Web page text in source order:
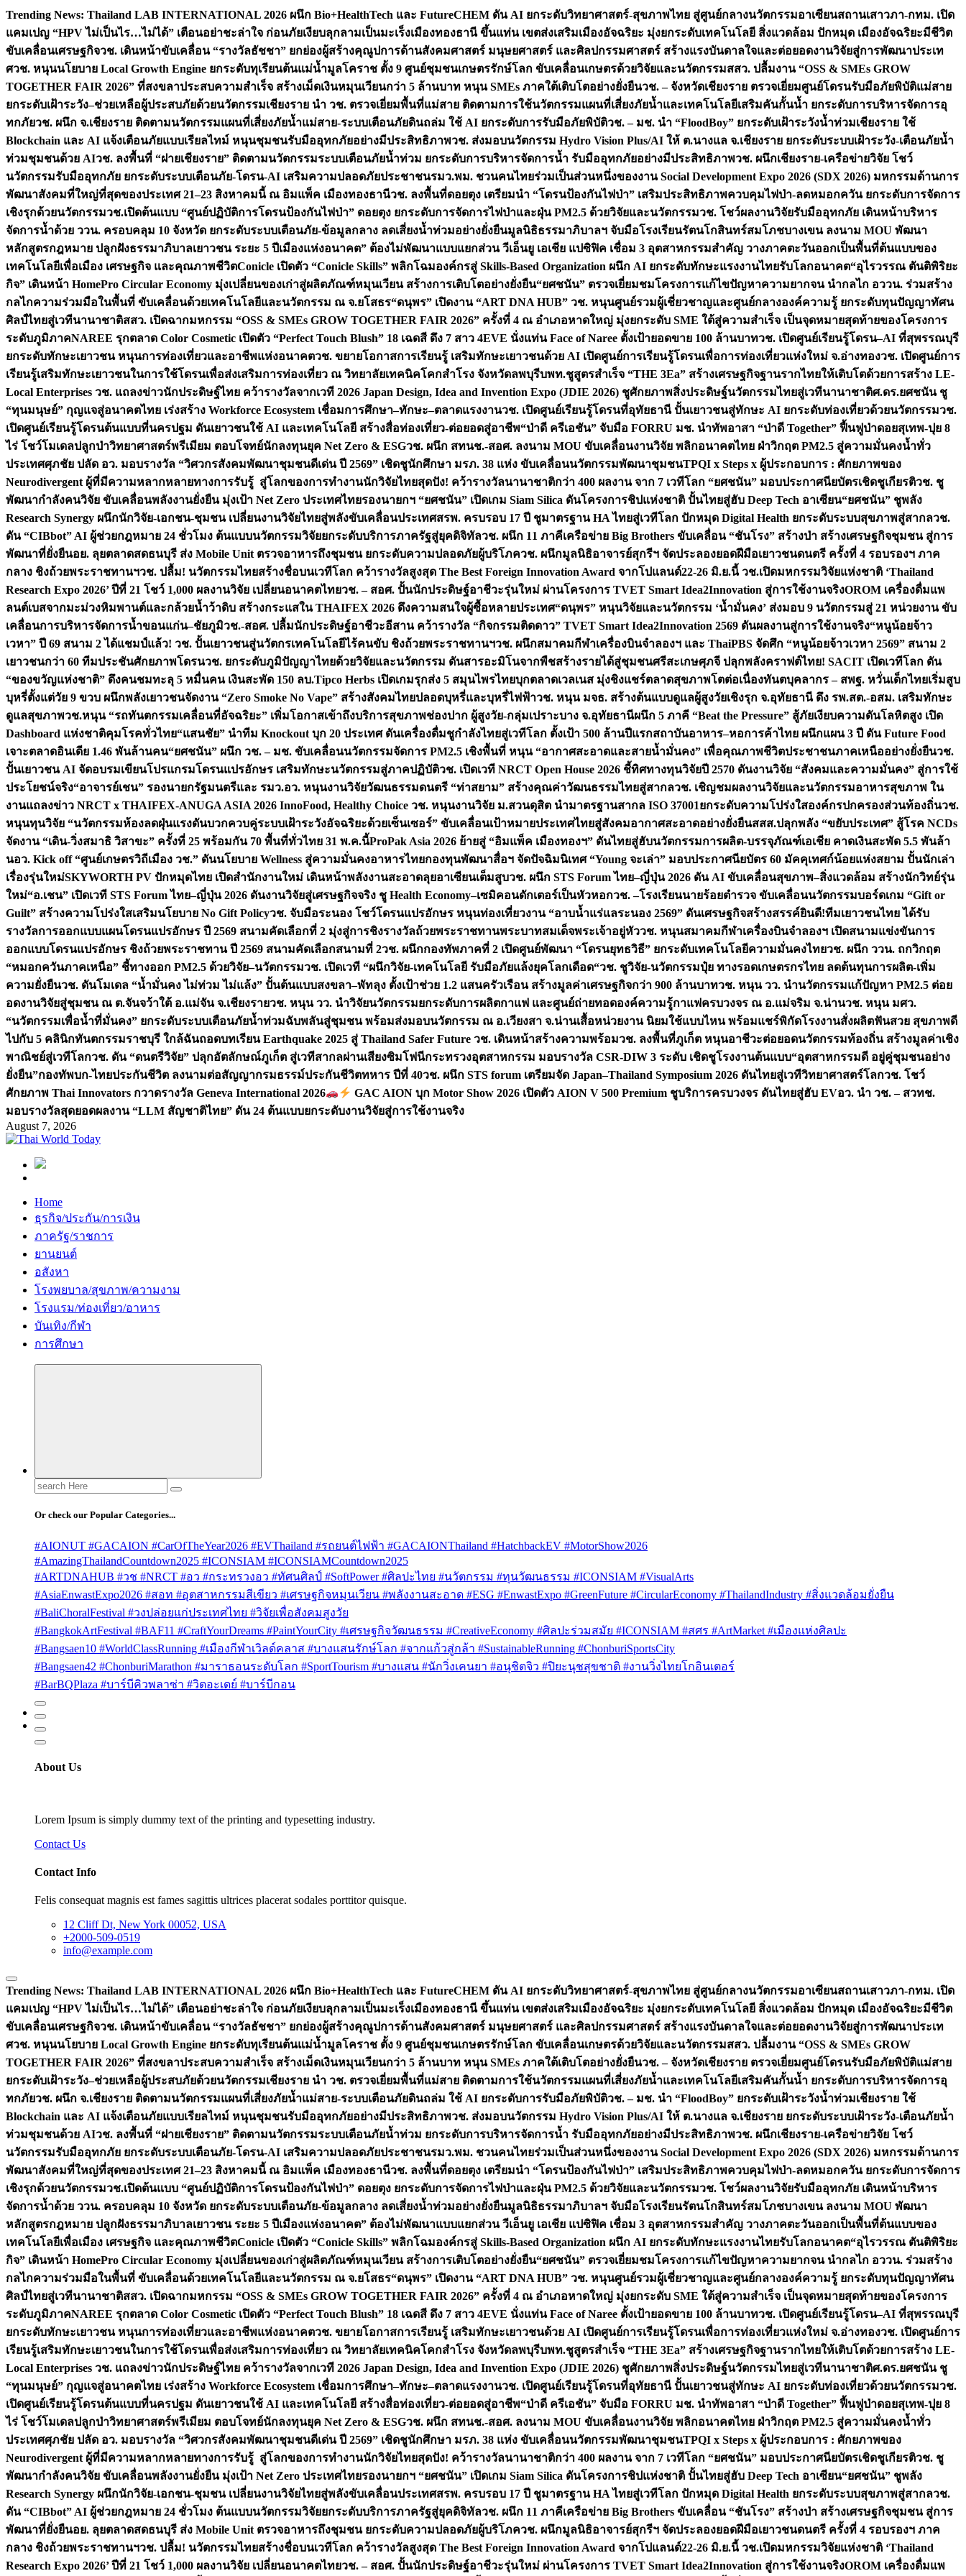
Skip
content
Trending News: Thailand LAB INTERNATIONAL 2026 ผนึก Bio+HealthTech และ FutureCHEM ดัน AI ยกระดับวิทยาศาสตร์-สุขภาพไทย สู่ศูนย์กลางนวัตกรรมอาเซียนสถานเสาวภา-กทม. เปิด
แคมเปญ “HPV ไม่เป็นไร…ไม่ได้” เตือนอย่าชะล่าใจ ก่อนภัยเงียบลุกลามเป็นมะเร็งเมืองทองธานี ขึ้นแท่น เขตส่งเสริมเมืองอัจฉริยะ มุ่งยกระดับเทคโนโลยี สิ่งแวดล้อม ปักหมุด เมืองอัจฉริยะมีชีวิต
ขับเคลื่อนเศรษฐกิจวช. เดินหน้าขับเคลื่อน “รางวัลธัชชา” ยกย่องผู้สร้างคุณูปการด้านสังคมศาสตร์ มนุษยศาสตร์ และศิลปกรรมศาสตร์ สร้างแรงบันดาลใจและต่อยอดงานวิจัยสู่การพัฒนาประเท
ศวช. หนุนนโยบาย Local Growth Engine ยกระดับทุเรียนต้นแม่น้ำมูลโคราช ตั้ง 9 ศูนย์ชุมชนเกษตรรักษ์โลก ขับเคลื่อนเกษตรด้วยวิจัยและนวัตกรรมสสว. ปลื้มงาน “OSS & SMEs GROW
TOGETHER FAIR 2026” ที่สงขลาประสบความสำเร็จ สร้างเม็ดเงินหมุนเวียนกว่า 5 ล้านบาท หนุน SMEs ภาคใต้เติบโตอย่างยั่งยืนวช. – จังหวัดเชียงราย ตรวจเยี่ยมศูนย์โดรนรับมือภัยพิบัติแม่สาย
ยกระดับเฝ้าระวัง–ช่วยเหลือผู้ประสบภัยด้วยนวัตกรรมเชียงราย นำ วช. ตรวจเยี่ยมพื้นที่แม่สาย ติดตามการใช้นวัตกรรมแผนที่เสี่ยงภัยน้ำและเทคโนโลยีเสริมคันกั้นน้ำ ยกระดับการบริหารจัดการอุ
ทกภัยวช. ผนึก จ.เชียงราย ติดตามนวัตกรรมแผนที่เสี่ยงภัยน้ำแม่สาย-ระบบเตือนภัยดินถล่ม ใช้ AI ยกระดับการรับมือภัยพิบัติวช. – มช. นำ “FloodBoy” ยกระดับเฝ้าระวังน้ำท่วมเชียงราย ใช้
Blockchain และ AI แจ้งเตือนภัยแบบเรียลไทม์ หนุนชุมชนรับมืออุทกภัยอย่างมีประสิทธิภาพวช. ส่งมอบนวัตกรรม Hydro Vision Plus/AI ให้ ต.นางแล จ.เชียงราย ยกระดับระบบเฝ้าระวัง-เตือนภัยน้ำ
ท่วมชุมชนด้วย AIวช. ลงพื้นที่ “ฝายเชียงราย” ติดตามนวัตกรรมระบบเตือนภัยน้ำท่วม ยกระดับการบริหารจัดการน้ำ รับมืออุทกภัยอย่างมีประสิทธิภาพวช. ผนึกเชียงราย-เครือข่ายวิจัย โชว์
นวัตกรรมรับมืออุทกภัย ยกระดับระบบเตือนภัย-โดรน-AI เสริมความปลอดภัยประชาชนรมว.พม. ชวนคนไทยร่วมเป็นส่วนหนึ่งของงาน Social Development Expo 2026 (SDX 2026) มหกรรมด้านการ
พัฒนาสังคมที่ใหญ่ที่สุดของประเทศ 21–23 สิงหาคมนี้ ณ อิมแพ็ค เมืองทองธานีวช. ลงพื้นที่ดอยตุง เตรียมนำ “โดรนป้องกันไฟป่า” เสริมประสิทธิภาพควบคุมไฟป่า-ลดหมอกควัน ยกระดับการจัดการ
เชิงรุกด้วยนวัตกรรมวช.เปิดต้นแบบ “ศูนย์ปฏิบัติการโดรนป้องกันไฟป่า” ดอยตุง ยกระดับการจัดการไฟป่าและฝุ่น PM2.5 ด้วยวิจัยและนวัตกรรมวช. โชว์ผลงานวิจัยรับมืออุทกภัย เดินหน้าบริหาร
จัดการน้ำด้วย ววน. ครอบคลุม 10 จังหวัด ยกระดับระบบเตือนภัย-ข้อมูลกลาง ลดเสี่ยงน้ำท่วมอย่างยั่งยืนมูลนิธิธรรมาภิบาลฯ จับมือโรงเรียนรัตนโกสินทร์สมโภชบางเขน ลงนาม MOU พัฒนา
หลักสูตรกฎหมาย ปลูกฝังธรรมาภิบาลเยาวชน ระยะ 5 ปีเมืองแห่งอนาคต” ต้องไม่พัฒนาแบบแยกส่วน วีเอ็นยู เอเชีย แปซิฟิค เชื่อม 3 อุตสาหกรรมสำคัญ วางภาคตะวันออกเป็นพื้นที่ต้นแบบของ
เทคโนโลยีเพื่อเมือง เศรษฐกิจ และคุณภาพชีวิตConicle เปิดตัว “Conicle Skills” พลิกโฉมองค์กรสู่ Skills-Based Organization ผนึก AI ยกระดับทักษะแรงงานไทยรับโลกอนาคต“อุไรวรรณ ตันติพิริยะ
กิจ” เดินหน้า HomePro Circular Economy มุ่งเปลี่ยนของเก่าสู่ผลิตภัณฑ์หมุนเวียน สร้างการเติบโตอย่างยั่งยืน“ยศชนัน” ตรวจเยี่ยมชมโครงการแก้ไขปัญหาความยากจน นำกลไก อววน. ร่วมสร้าง
กลไกความร่วมมือในพื้นที่ ขับเคลื่อนด้วยเทคโนโลยีและนวัตกรรม ณ จ.ยโสธร“ดนุพร” เปิดงาน “ART DNA HUB” วช. หนุนศูนย์รวมผู้เชี่ยวชาญและศูนย์กลางองค์ความรู้ ยกระดับทุนปัญญาทัศน
ศิลป์ไทยสู่เวทีนานาชาติสสว. เปิดฉากมหกรรม “OSS & SMEs GROW TOGETHER FAIR 2026” ครั้งที่ 4 ณ อำเภอหาดใหญ่ มุ่งยกระดับ SME ใต้สู่ความสำเร็จ เป็นจุดหมายสุดท้ายของโครงการ
ระดับภูมิภาคNAREE รุกตลาด Color Cosmetic เปิดตัว “Perfect Touch Blush” 18 เฉดสี ดึง 7 สาว 4EVE นั่งแท่น Face of Naree ตั้งเป้ายอดขาย 100 ล้านบาทวช. เปิดศูนย์เรียนรู้โดรน–AI ที่สุพรรณบุรี
ยกระดับทักษะเยาวชน หนุนการท่องเที่ยวและอาชีพแห่งอนาคตวช. ขยายโอกาสการเรียนรู้ เสริมทักษะเยาวชนด้วย AI เปิดศูนย์การเรียนรู้โดรนเพื่อการท่องเที่ยวแห่งใหม่ จ.อ่างทองวช. เปิดศูนย์การ
เรียนรู้เสริมทักษะเยาวชนในการใช้โดรนเพื่อส่งเสริมการท่องเที่ยว ณ วิทยาลัยเทคนิคโคกสำโรง จังหวัดลพบุรีบพท.ชูสูตรสำเร็จ “THE 3Ea” สร้างเศรษฐกิจฐานรากไทยให้เติบโตด้วยการสร้าง LE-
Local Enterprises วช. แถลงข่าวนักประดิษฐ์ไทย คว้ารางวัลจากเวที 2026 Japan Design, Idea and Invention Expo (JDIE 2026) ชูศักยภาพสิ่งประดิษฐ์นวัตกรรมไทยสู่เวทีนานาชาติศ.ดร.ยศชนัน ชู
“ทุนมนุษย์” กุญแจสู่อนาคตไทย เร่งสร้าง Workforce Ecosystem เชื่อมการศึกษา–ทักษะ–ตลาดแรงงานวช. เปิดศูนย์เรียนรู้โดรนที่อุทัยธานี ปั้นเยาวชนสู่ทักษะ AI ยกระดับท่องเที่ยวด้วยนวัตกรรมวช.
เปิดศูนย์เรียนรู้โดรนต้นแบบที่นครปฐม ดันเยาวชนใช้ AI และเทคโนโลยี สร้างสื่อท่องเที่ยว-ต่อยอดสู่อาชีพ“ป่าดี ครีเอชัน” จับมือ FORRU มช. นำทัพอาสา “ป่าดี Together” ฟื้นฟูป่าดอยสุเทพ-ปุย 8
ไร่ โชว์โมเดลปลูกป่าวิทยาศาสตร์พรีเมียม ตอบโจทย์นักลงทุนยุค Net Zero & ESGวช. ผนึก สทนช.-สอศ. ลงนาม MOU ขับเคลื่อนงานวิจัย พลิกอนาคตไทย ฝ่าวิกฤต PM2.5 สู่ความมั่นคงน้ำทั่ว
ประเทศศุภชัย ปลัด อว. มอบรางวัล “วิศวกรสังคมพัฒนาชุมชนดีเด่น ปี 2569” เชิดชูนักศึกษา มรภ. 38 แห่ง ขับเคลื่อนนวัตกรรมพัฒนาชุมชนTPQI x Steps x ผู้ประกอบการ : ศักยภาพของ
Neurodivergent ผู้ที่มีความหลากหลายทางการรับรู้ สู่โลกของการทำงานนักวิจัยไทยสุดปัง! คว้ารางวัลนานาชาติกว่า 400 ผลงาน จาก 7 เวทีโลก “ยศชนัน” มอบประกาศนียบัตรเชิดชูเกียรติวช. ชู
พัฒนากำลังคนวิจัย ขับเคลื่อนพลังงานยั่งยืน มุ่งเป้า Net Zero ประเทศไทยรองนายกฯ “ยศชนัน” เปิดเกม Siam Silica ดันโครงการชิปแห่งชาติ ปั้นไทยสู่ฮับ Deep Tech อาเซียน“ยศชนัน” ชูพลัง
Research Synergy ผนึกนักวิจัย-เอกชน-ชุมชน เปลี่ยนงานวิจัยไทยสู่พลังขับเคลื่อนประเทศสรพ. ครบรอบ 17 ปี ชูมาตรฐาน HA ไทยสู่เวทีโลก ปักหมุด Digital Health ยกระดับระบบสุขภาพสู่สากลวช.
ดัน “CIBbot” AI ผู้ช่วยกฎหมาย 24 ชั่วโมง ต้นแบบนวัตกรรมวิจัยยกระดับบริการภาครัฐสู่ยุคดิจิทัลวช. ผนึก 11 ภาคีเครือข่าย Big Brothers ขับเคลื่อน “ชันโรง” สร้างป่า สร้างเศรษฐกิจชุมชน สู่การ
พัฒนาที่ยั่งยืนอย. ลุยตลาดสดธนบุรี ส่ง Mobile Unit ตรวจอาหารถึงชุมชน ยกระดับความปลอดภัยผู้บริโภควช. ผนึกมูลนิธิอาจารย์สุกรีฯ จัดประลองยอดฝีมือเยาวชนดนตรี ครั้งที่ 4 รอบรองฯ ภาค
กลาง ชิงถ้วยพระราชทานฯวช. ปลื้ม! นวัตกรรมไทยสร้างชื่อบนเวทีโลก คว้ารางวัลสูงสุด The Best Foreign Innovation Award จากโปแลนด์22-26 มิ.ย.นี้ วช.เปิดมหกรรมวิจัยแห่งชาติ ‘Thailand
Research Expo 2026’ ปีที่ 21 โชว์ 1,000 ผลงานวิจัย เปลี่ยนอนาคตไทยวช. – สอศ. ปั้นนักประดิษฐ์อาชีวะรุ่นใหม่ ผ่านโครงการ TVET Smart Idea2Innovation สู่การใช้งานจริงOROM เครื่องดื่มแพ
ลนต์เบสจากมะม่วงหิมพานต์และกล้วยน้ำว้าดิบ สร้างกระแสใน THAIFEX 2026 ดึงความสนใจผู้ซื้อหลายประเทศ“ดนุพร” หนุนวิจัยและนวัตกรรม ‘น้ำมั่นคง’ ส่งมอบ 9 นวัตกรรมสู่ 21 หน่วยงาน ขับ
เคลื่อนการบริหารจัดการน้ำขอนแก่น–ชัยภูมิวช.-สอศ. ปลื้มนักประดิษฐ์อาชีวะอีสาน คว้ารางวัล “กิจกรรมติดดาว” TVET Smart Idea2Innovation 2569 ดันผลงานสู่การใช้งานจริง“หนูน้อยจ้าว
เวหา” ปี 69 สนาม 2 ได้แชมป์แล้ว! วช. ปั้นเยาวชนสู่นวัตกรเทคโนโลยีไร้คนขับ ชิงถ้วยพระราชทานฯวช. ผนึกสมาคมกีฬาเครื่องบินจำลองฯ และ ThaiPBS จัดศึก “หนูน้อยจ้าวเวหา 2569” สนาม 2
เยาวชนกว่า 60 ทีมประชันศักยภาพโดรนวช. ยกระดับภูมิปัญญาไทยด้วยวิจัยและนวัตกรรม ดันสารอะมิโนจากพืชสร้างรายได้สู่ชุมชนศรีสะเกษศุภจี ปลุกพลังคราฟต์ไทย! SACIT เปิดเวทีโลก ดัน
“ของขวัญแห่งชาติ” ดึงคนชมทะลุ 5 หมื่นคน เงินสะพัด 150 ลบ.Tipco Herbs เปิดเกมรุกส่ง 5 สมุนไพรไทยบุกตลาดเวลเนส มุ่งชิงแชร์ตลาดสุขภาพโตต่อเนื่องทันตบุคลากร – สพฐ. หวั่นเด็กไทยเริ่มสูบ
บุหรี่ตั้งแต่วัย 9 ขวบ ผนึกพลังเยาวชนจัดงาน “Zero Smoke No Vape” สร้างสังคมไทยปลอดบุหรี่และบุหรี่ไฟฟ้าวช. หนุน มจธ. สร้างต้นแบบดูแลผู้สูงวัยเชิงรุก จ.อุทัยธานี ดึง รพ.สต.-อสม. เสริมทักษะ
ดูแลสุขภาพวช.หนุน “รถทันตกรรมเคลื่อนที่อัจฉริยะ” เพิ่มโอกาสเข้าถึงบริการสุขภาพช่องปาก ผู้สูงวัย-กลุ่มเปราะบาง จ.อุทัยธานีผนึก 5 ภาคี “Beat the Pressure” สู้ภัยเงียบความดันโลหิตสูง เปิด
Dashboard แห่งชาติคุมโรคทั่วไทย“แสนชัย” นำทีม Knockout บุก 20 ประเทศ ดันเครื่องดื่มชูกำลังไทยสู่เวทีโลก ตั้งเป้า 500 ล้านปีแรกสถาบันอาหาร–หอการค้าไทย ผนึกแผน 3 ปี ดัน Future Food
เจาะตลาดอินเดีย 1.46 พันล้านคน“ยศชนัน” ผนึก วช. – มช. ขับเคลื่อนนวัตกรรมจัดการ PM2.5 เชิงพื้นที่ หนุน “อากาศสะอาดและสายน้ำมั่นคง” เพื่อคุณภาพชีวิตประชาชนภาคเหนืออย่างยั่งยืนวช.
ปั้นเยาวชน AI จัดอบรมเขียนโปรแกรมโดรนแปรอักษร เสริมทักษะนวัตกรรมสู่ภาคปฏิบัติวช. เปิดเวที NRCT Open House 2026 ชี้ทิศทางทุนวิจัยปี 2570 ดันงานวิจัย “สังคมและความมั่นคง” สู่การใช้
ประโยชน์จริง“อาจารย์เชน” รองนายกรัฐมนตรีและ รมว.อว. หนุนงานวิจัยวัฒนธรรมดนตรี “ท่าสยาม” สร้างคุณค่าวัฒนธรรมไทยสู่สากลวช. เชิญชมผลงานวิจัยและนวัตกรรมอาหารสุขภาพ ใน
งานแถลงข่าว NRCT x THAIFEX-ANUGA ASIA 2026 InnoFood, Healthy Choice วช. หนุนงานวิจัย ม.สวนดุสิต นำมาตรฐานสากล ISO 37001ยกระดับความโปร่งใสองค์กรปกครองส่วนท้องถิ่นวช.
หนุนทุนวิจัย “นวัตกรรมห้องลดฝุ่นแรงดันบวกควบคู่ระบบเฝ้าระวังอัจฉริยะด้วยเซ็นเซอร์” ขับเคลื่อนเป้าหมายประเทศไทยสู่สังคมอากาศสะอาดอย่างยั่งยืนสสส.ปลุกพลัง “ขยับประเทศ” สู้โรค NCDs
จัดงาน “เดิน-วิ่งสมาธิ วิสาขะ” ครั้งที่ 25 พร้อมกัน 70 พื้นที่ทั่วไทย 31 พ.ค.นี้ProPak Asia 2026 ย้ายสู่ “อิมแพ็ค เมืองทองฯ” ดันไทยสู่ฮับนวัตกรรมการผลิต-บรรจุภัณฑ์เอเชีย คาดเงินสะพัด 5.5 พันล้า
นอว. Kick off “ศูนย์เกษตรวิถีเมือง วช.” ดันนโยบาย Wellness สู่ความมั่นคงอาหารไทยกองทุนพัฒนาสื่อฯ จัดปัจฉิมนิเทศ “Young จะเล่า” มอบประกาศนียบัตร 60 มัคคุเทศก์น้อยแห่งสยาม ปั้นนักเล่า
เรื่องรุ่นใหม่SKYWORTH PV ปักหมุดไทย เปิดสำนักงานใหม่ เดินหน้าพลังงานสะอาดลุยอาเซียนเต็มสูบวช. ผนึก STS Forum ไทย–ญี่ปุ่น 2026 ดัน AI ขับเคลื่อนสุขภาพ–สิ่งแวดล้อม สร้างนักวิทย์รุ่น
ใหม่“อ.เชน” เปิดเวที STS Forum ไทย–ญี่ปุ่น 2026 ดันงานวิจัยสู่เศรษฐกิจจริง ชู Health Economy–เซมิคอนดักเตอร์เป็นหัวหอกวช. –โรงเรียนนายร้อยตำรวจ ขับเคลื่อนนวัตกรรมบอร์ดเกม “Gift or
Guilt” สร้างความโปร่งใสเสริมนโยบาย No Gift Policyวช. จับมือระนอง โชว์โดรนแปรอักษร หนุนท่องเที่ยวงาน “อาบน้ำแร่แลระนอง 2569” ดันเศรษฐกิจสร้างสรรค์ยินดี!ทีมเยาวชนไทย ได้รับ
รางวัลการออกแบบแผนโดรนแปรอักษร ปี 2569 สนามคัดเลือกที่ 2 มุ่งสู่การชิงรางวัลถ้วยพระราชทานพระบาทสมเด็จพระเจ้าอยู่หัววช. หนุนสมาคมกีฬาเครื่องบินจำลองฯ เปิดสนามแข่งขันการ
ออกแบบโดรนแปรอักษร ชิงถ้วยพระราชทาน ปี 2569 สนามคัดเลือกสนามที่ 2วช. ผนึกกองทัพภาคที่ 2 เปิดศูนย์พัฒนา “โดรนยุทธวิธี” ยกระดับเทคโนโลยีความมั่นคงไทยวช. ผนึก ววน. ถกวิกฤต
“หมอกควันภาคเหนือ” ชี้ทางออก PM2.5 ด้วยวิจัย–นวัตกรรมวช. เปิดเวที “ผนึกวิจัย-เทคโนโลยี รับมือภัยแล้งยุคโลกเดือด“วช. ชูวิจัย-นวัตกรรมปุ๋ย ทางรอดเกษตรกรไทย ลดต้นทุนการผลิต-เพิ่ม
ความยั่งยืนวช. ดันโมเดล “น้ำมั่นคง ไม่ท่วม ไม่แล้ง” ปั้นต้นแบบสงขลา–พัทลุง ตั้งเป้าช่วย 1.2 แสนครัวเรือน สร้างมูลค่าเศรษฐกิจกว่า 900 ล้านบาทวช. หนุน วว. นำนวัตกรรมแก้ปัญหา PM2.5 ต่อย
อดงานวิจัยสู่ชุมชน ณ ต.จันจว้าใต้ อ.แม่จัน จ.เชียงรายวช. หนุน วว. นำวิจัยนวัตกรรมยกระดับการผลิตกาแฟ และศูนย์ถ่ายทอดองค์ความรู้กาแฟครบวงจร ณ อ.แม่จริม จ.น่านวช. หนุน มศว.
“นวัตกรรมเพื่อน้ำที่มั่นคง” ยกระดับระบบเตือนภัยน้ำท่วมฉับพลันสู่ชุมชน พร้อมส่งมอบนวัตกรรม ณ อ.เวียงสา จ.น่านเสื้อหน่วยงาน นิยมใช้แบบไหน พร้อมแชร์พิกัดโรงงานสั่งผลิตฟันสวย สุขภาพดี
ไปกับ 5 คลินิกทันตกรรมราชบุรี ใกล้ฉันถอดบทเรียน Earthquake 2025 สู่ Thailand Safer Future วช. เดินหน้าสร้างความพร้อมวช. ลงพื้นที่ภูเก็ต หนุนอาชีวะต่อยอดนวัตกรรมท้องถิ่น สร้างมูลค่าเชิง
พาณิชย์สู่เวทีโลกวช. ดัน “ดนตรีวิจัย” ปลุกอัตลักษณ์ภูเก็ต สู่เวทีสากลผ่านเสียงซิมโฟนีกระทรวงอุตสาหกรรม มอบรางวัล CSR-DIW 3 ระดับ เชิดชูโรงงานต้นแบบ“อุตสาหกรรมดี อยู่คู่ชุมชนอย่าง
ยั่งยืน”กองทัพบก-ไทยประกันชีวิต ลงนามต่อสัญญากรมธรรม์ประกันชีวิตทหาร ปีที่ 40วช. ผนึก STS forum เตรียมจัด Japan–Thailand Symposium 2026 ดันไทยสู่เวทีวิทยาศาสตร์โลกวช. โชว์
ศักยภาพ Thai Innovators กวาดรางวัล Geneva International 2026
GAC AION บุก Motor Show 2026 เปิดตัว AION V 500 Premium ชูบริการครบวงจร ดันไทยสู่ฮับ EVอว. นำ วช. – สวทช.
มอบรางวัลสุดยอดผลงาน “LLM สัญชาติไทย” ดัน 24 ต้นแบบยกระดับงานวิจัยสู่การใช้งานจริง
August 7, 2026
Home
ธุรกิจ/ประกัน/การเงิน
ภาครัฐ/ราชการ
ยานยนต์
อสังหา
โรงพยบาล/สุขภาพ/ความงาม
โรงแรม/ท่องเที่ยว/อาหาร
บันเทิง/กีฬา
การศึกษา
Search
for:
Or check our Popular Categories...
#AIONUT #GACAION #CarOfTheYear2026 #EVThailand #รถยนต์ไฟฟ้า #GACAIONThailand #HatchbackEV #MotorShow2026
#AmazingThailandCountdown2025 #ICONSIAM #ICONSIAMCountdown2025
#ARTDNAHUB #วช #NRCT #อว #กระทรวงอว #ทัศนศิลป์ #SoftPower #ศิลปะไทย #นวัตกรรม #ทุนวัฒนธรรม #ICONSIAM #VisualArts
#AsiaEnwastExpo2026 #สอท #อุตสาหกรรมสีเขียว #เศรษฐกิจหมุนเวียน #พลังงานสะอาด #ESG #EnwastExpo #GreenFuture #CircularEconomy #ThailandIndustry #สิ่งแวดล้อมยั่งยืน
#BaliChoralFestival #วงปล่อยแก่ประเทศไทย #วิจัยเพื่อสังคมสูงวัย
#BangkokArtFestival #BAF11 #CraftYourDreams #PaintYourCity #เศรษฐกิจวัฒนธรรม #CreativeEconomy #ศิลปะร่วมสมัย #ICONSIAM #สศร #ArtMarket #เมืองแห่งศิลปะ
#Bangsaen10 #WorldClassRunning #เมืองกีฬาเวิลด์คลาส #บางแสนรักษ์โลก #จากแก้วสู่กล้า #SustainableRunning #ChonburiSportsCity
#Bangsaen42 #ChonburiMarathon #มาราธอนระดับโลก #SportTourism #บางแสน #นักวิ่งเคนยา #อนุชิตจิว #ปิยะนุชสุขชาติ #งานวิ่งไทยโกอินเตอร์
#BarBQPlaza #บาร์บีคิวพลาซ่า #วิตอะเดย์ #บาร์บีกอน
About Us
Lorem Ipsum is simply dummy text of the printing and typesetting industry.
Contact Us
Contact Info
Felis consequat magnis est fames sagittis ultrices placerat sodales porttitor quisque.
12 Cliff Dt, New York 00052, USA
+2000-509-0519
info@example.com
Trending News: Thailand LAB INTERNATIONAL 2026 ผนึก Bio+HealthTech และ FutureCHEM ดัน AI ยกระดับวิทยาศาสตร์-สุขภาพไทย สู่ศูนย์กลางนวัตกรรมอาเซียนสถานเสาวภา-กทม. เปิด
แคมเปญ “HPV ไม่เป็นไร…ไม่ได้” เตือนอย่าชะล่าใจ ก่อนภัยเงียบลุกลามเป็นมะเร็งเมืองทองธานี ขึ้นแท่น เขตส่งเสริมเมืองอัจฉริยะ มุ่งยกระดับเทคโนโลยี สิ่งแวดล้อม ปักหมุด เมืองอัจฉริยะมีชีวิต
ขับเคลื่อนเศรษฐกิจวช. เดินหน้าขับเคลื่อน “รางวัลธัชชา” ยกย่องผู้สร้างคุณูปการด้านสังคมศาสตร์ มนุษยศาสตร์ และศิลปกรรมศาสตร์ สร้างแรงบันดาลใจและต่อยอดงานวิจัยสู่การพัฒนาประเท
ศวช. หนุนนโยบาย Local Growth Engine ยกระดับทุเรียนต้นแม่น้ำมูลโคราช ตั้ง 9 ศูนย์ชุมชนเกษตรรักษ์โลก ขับเคลื่อนเกษตรด้วยวิจัยและนวัตกรรมสสว. ปลื้มงาน “OSS & SMEs GROW
TOGETHER FAIR 2026” ที่สงขลาประสบความสำเร็จ สร้างเม็ดเงินหมุนเวียนกว่า 5 ล้านบาท หนุน SMEs ภาคใต้เติบโตอย่างยั่งยืนวช. – จังหวัดเชียงราย ตรวจเยี่ยมศูนย์โดรนรับมือภัยพิบัติแม่สาย
ยกระดับเฝ้าระวัง–ช่วยเหลือผู้ประสบภัยด้วยนวัตกรรมเชียงราย นำ วช. ตรวจเยี่ยมพื้นที่แม่สาย ติดตามการใช้นวัตกรรมแผนที่เสี่ยงภัยน้ำและเทคโนโลยีเสริมคันกั้นน้ำ ยกระดับการบริหารจัดการอุ
ทกภัยวช. ผนึก จ.เชียงราย ติดตามนวัตกรรมแผนที่เสี่ยงภัยน้ำแม่สาย-ระบบเตือนภัยดินถล่ม ใช้ AI ยกระดับการรับมือภัยพิบัติวช. – มช. นำ “FloodBoy” ยกระดับเฝ้าระวังน้ำท่วมเชียงราย ใช้
Blockchain และ AI แจ้งเตือนภัยแบบเรียลไทม์ หนุนชุมชนรับมืออุทกภัยอย่างมีประสิทธิภาพวช. ส่งมอบนวัตกรรม Hydro Vision Plus/AI ให้ ต.นางแล จ.เชียงราย ยกระดับระบบเฝ้าระวัง-เตือนภัยน้ำ
ท่วมชุมชนด้วย AIวช. ลงพื้นที่ “ฝายเชียงราย” ติดตามนวัตกรรมระบบเตือนภัยน้ำท่วม ยกระดับการบริหารจัดการน้ำ รับมืออุทกภัยอย่างมีประสิทธิภาพวช. ผนึกเชียงราย-เครือข่ายวิจัย โชว์
นวัตกรรมรับมืออุทกภัย ยกระดับระบบเตือนภัย-โดรน-AI เสริมความปลอดภัยประชาชนรมว.พม. ชวนคนไทยร่วมเป็นส่วนหนึ่งของงาน Social Development Expo 2026 (SDX 2026) มหกรรมด้านการ
พัฒนาสังคมที่ใหญ่ที่สุดของประเทศ 21–23 สิงหาคมนี้ ณ อิมแพ็ค เมืองทองธานีวช. ลงพื้นที่ดอยตุง เตรียมนำ “โดรนป้องกันไฟป่า” เสริมประสิทธิภาพควบคุมไฟป่า-ลดหมอกควัน ยกระดับการจัดการ
เชิงรุกด้วยนวัตกรรมวช.เปิดต้นแบบ “ศูนย์ปฏิบัติการโดรนป้องกันไฟป่า” ดอยตุง ยกระดับการจัดการไฟป่าและฝุ่น PM2.5 ด้วยวิจัยและนวัตกรรมวช. โชว์ผลงานวิจัยรับมืออุทกภัย เดินหน้าบริหาร
จัดการน้ำด้วย ววน. ครอบคลุม 10 จังหวัด ยกระดับระบบเตือนภัย-ข้อมูลกลาง ลดเสี่ยงน้ำท่วมอย่างยั่งยืนมูลนิธิธรรมาภิบาลฯ จับมือโรงเรียนรัตนโกสินทร์สมโภชบางเขน ลงนาม MOU พัฒนา
หลักสูตรกฎหมาย ปลูกฝังธรรมาภิบาลเยาวชน ระยะ 5 ปีเมืองแห่งอนาคต” ต้องไม่พัฒนาแบบแยกส่วน วีเอ็นยู เอเชีย แปซิฟิค เชื่อม 3 อุตสาหกรรมสำคัญ วางภาคตะวันออกเป็นพื้นที่ต้นแบบของ
เทคโนโลยีเพื่อเมือง เศรษฐกิจ และคุณภาพชีวิตConicle เปิดตัว “Conicle Skills” พลิกโฉมองค์กรสู่ Skills-Based Organization ผนึก AI ยกระดับทักษะแรงงานไทยรับโลกอนาคต“อุไรวรรณ ตันติพิริยะ
กิจ” เดินหน้า HomePro Circular Economy มุ่งเปลี่ยนของเก่าสู่ผลิตภัณฑ์หมุนเวียน สร้างการเติบโตอย่างยั่งยืน“ยศชนัน” ตรวจเยี่ยมชมโครงการแก้ไขปัญหาความยากจน นำกลไก อววน. ร่วมสร้าง
กลไกความร่วมมือในพื้นที่ ขับเคลื่อนด้วยเทคโนโลยีและนวัตกรรม ณ จ.ยโสธร“ดนุพร” เปิดงาน “ART DNA HUB” วช. หนุนศูนย์รวมผู้เชี่ยวชาญและศูนย์กลางองค์ความรู้ ยกระดับทุนปัญญาทัศน
ศิลป์ไทยสู่เวทีนานาชาติสสว. เปิดฉากมหกรรม “OSS & SMEs GROW TOGETHER FAIR 2026” ครั้งที่ 4 ณ อำเภอหาดใหญ่ มุ่งยกระดับ SME ใต้สู่ความสำเร็จ เป็นจุดหมายสุดท้ายของโครงการ
ระดับภูมิภาคNAREE รุกตลาด Color Cosmetic เปิดตัว “Perfect Touch Blush” 18 เฉดสี ดึง 7 สาว 4EVE นั่งแท่น Face of Naree ตั้งเป้ายอดขาย 100 ล้านบาทวช. เปิดศูนย์เรียนรู้โดรน–AI ที่สุพรรณบุรี
ยกระดับทักษะเยาวชน หนุนการท่องเที่ยวและอาชีพแห่งอนาคตวช. ขยายโอกาสการเรียนรู้ เสริมทักษะเยาวชนด้วย AI เปิดศูนย์การเรียนรู้โดรนเพื่อการท่องเที่ยวแห่งใหม่ จ.อ่างทองวช. เปิดศูนย์การ
เรียนรู้เสริมทักษะเยาวชนในการใช้โดรนเพื่อส่งเสริมการท่องเที่ยว ณ วิทยาลัยเทคนิคโคกสำโรง จังหวัดลพบุรีบพท.ชูสูตรสำเร็จ “THE 3Ea” สร้างเศรษฐกิจฐานรากไทยให้เติบโตด้วยการสร้าง LE-
Local Enterprises วช. แถลงข่าวนักประดิษฐ์ไทย คว้ารางวัลจากเวที 2026 Japan Design, Idea and Invention Expo (JDIE 2026) ชูศักยภาพสิ่งประดิษฐ์นวัตกรรมไทยสู่เวทีนานาชาติศ.ดร.ยศชนัน ชู
“ทุนมนุษย์” กุญแจสู่อนาคตไทย เร่งสร้าง Workforce Ecosystem เชื่อมการศึกษา–ทักษะ–ตลาดแรงงานวช. เปิดศูนย์เรียนรู้โดรนที่อุทัยธานี ปั้นเยาวชนสู่ทักษะ AI ยกระดับท่องเที่ยวด้วยนวัตกรรมวช.
เปิดศูนย์เรียนรู้โดรนต้นแบบที่นครปฐม ดันเยาวชนใช้ AI และเทคโนโลยี สร้างสื่อท่องเที่ยว-ต่อยอดสู่อาชีพ“ป่าดี ครีเอชัน” จับมือ FORRU มช. นำทัพอาสา “ป่าดี Together” ฟื้นฟูป่าดอยสุเทพ-ปุย 8
ไร่ โชว์โมเดลปลูกป่าวิทยาศาสตร์พรีเมียม ตอบโจทย์นักลงทุนยุค Net Zero & ESGวช. ผนึก สทนช.-สอศ. ลงนาม MOU ขับเคลื่อนงานวิจัย พลิกอนาคตไทย ฝ่าวิกฤต PM2.5 สู่ความมั่นคงน้ำทั่ว
ประเทศศุภชัย ปลัด อว. มอบรางวัล “วิศวกรสังคมพัฒนาชุมชนดีเด่น ปี 2569” เชิดชูนักศึกษา มรภ. 38 แห่ง ขับเคลื่อนนวัตกรรมพัฒนาชุมชนTPQI x Steps x ผู้ประกอบการ : ศักยภาพของ
Neurodivergent ผู้ที่มีความหลากหลายทางการรับรู้ สู่โลกของการทำงานนักวิจัยไทยสุดปัง! คว้ารางวัลนานาชาติกว่า 400 ผลงาน จาก 7 เวทีโลก “ยศชนัน” มอบประกาศนียบัตรเชิดชูเกียรติวช. ชู
พัฒนากำลังคนวิจัย ขับเคลื่อนพลังงานยั่งยืน มุ่งเป้า Net Zero ประเทศไทยรองนายกฯ “ยศชนัน” เปิดเกม Siam Silica ดันโครงการชิปแห่งชาติ ปั้นไทยสู่ฮับ Deep Tech อาเซียน“ยศชนัน” ชูพลัง
Research Synergy ผนึกนักวิจัย-เอกชน-ชุมชน เปลี่ยนงานวิจัยไทยสู่พลังขับเคลื่อนประเทศสรพ. ครบรอบ 17 ปี ชูมาตรฐาน HA ไทยสู่เวทีโลก ปักหมุด Digital Health ยกระดับระบบสุขภาพสู่สากลวช.
ดัน “CIBbot” AI ผู้ช่วยกฎหมาย 24 ชั่วโมง ต้นแบบนวัตกรรมวิจัยยกระดับบริการภาครัฐสู่ยุคดิจิทัลวช. ผนึก 11 ภาคีเครือข่าย Big Brothers ขับเคลื่อน “ชันโรง” สร้างป่า สร้างเศรษฐกิจชุมชน สู่การ
พัฒนาที่ยั่งยืนอย. ลุยตลาดสดธนบุรี ส่ง Mobile Unit ตรวจอาหารถึงชุมชน ยกระดับความปลอดภัยผู้บริโภควช. ผนึกมูลนิธิอาจารย์สุกรีฯ จัดประลองยอดฝีมือเยาวชนดนตรี ครั้งที่ 4 รอบรองฯ ภาค
กลาง ชิงถ้วยพระราชทานฯวช. ปลื้ม! นวัตกรรมไทยสร้างชื่อบนเวทีโลก คว้ารางวัลสูงสุด The Best Foreign Innovation Award จากโปแลนด์22-26 มิ.ย.นี้ วช.เปิดมหกรรมวิจัยแห่งชาติ ‘Thailand
Research Expo 2026’ ปีที่ 21 โชว์ 1,000 ผลงานวิจัย เปลี่ยนอนาคตไทยวช. – สอศ. ปั้นนักประดิษฐ์อาชีวะรุ่นใหม่ ผ่านโครงการ TVET Smart Idea2Innovation สู่การใช้งานจริงOROM เครื่องดื่มแพ